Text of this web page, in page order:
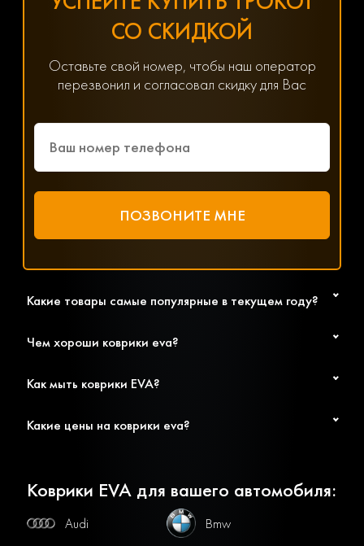
Хотите получить помощь в подборе товаров? Наш
специалист всегда на связи! Позвоните по телефону
8(800) 600-89-40, 8(495) 445-55-08 или напишите в
мессенджер WhatsApp, Viber или Telegram. Менеджер
решит любой возникший вопрос, связанный с
СО СКИДКОЙ
Оставьте свой номер, чтобы наш оператор
перезвонил и согласовал скидку для Вас
Какие товары самые популярные в текущем году?
Чем хороши коврики eva?
Как мыть коврики EVA?
Какие цены на коврики eva?
Коврики EVA для вашего автомобиля:
Audi Bmw